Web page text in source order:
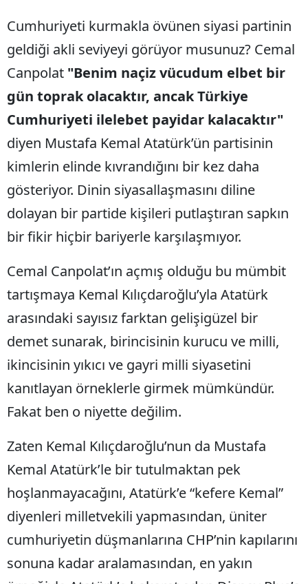
Cumhuriyeti kurmakla övünen siyasi partinin
geldiği akli seviyeyi görüyor musunuz? Cemal
Canpolat "Benim naçiz vücudum elbet bir
gün toprak olacaktır, ancak Türkiye
Cumhuriyeti ilelebet payidar kalacaktır"
diyen Mustafa Kemal Atatürk’ün partisinin
kimlerin elinde kıvrandığını bir kez daha
gösteriyor. Dinin siyasallaşmasını diline
dolayan bir partide kişileri putlaştıran sapkın
bir fikir hiçbir bariyerle karşılaşmıyor.
Cemal Canpolat’ın açmış olduğu bu mümbit
tartışmaya Kemal Kılıçdaroğlu’yla Atatürk
arasındaki sayısız farktan gelişigüzel bir
demet sunarak, birincisinin kurucu ve milli,
ikincisinin yıkıcı ve gayri milli siyasetini
kanıtlayan örneklerle girmek mümkündür.
Fakat ben o niyette değilim.
Zaten Kemal Kılıçdaroğlu’nun da Mustafa
Kemal Atatürk’le bir tutulmaktan pek
hoşlanmayacağını, Atatürk’e “kefere Kemal”
diyenleri milletvekili yapmasından, üniter
cumhuriyetin düşmanlarına CHP’nin kapılarını
sonuna kadar aralamasından, en yakın